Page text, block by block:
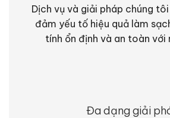
Dịch vụ và giải pháp chúng
đảm yếu tố hiệu quả làm
tính ổn định và an toàn với
Đa dạng giải